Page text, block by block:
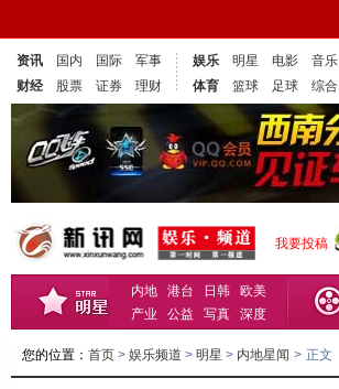
资讯 国内 国际
军事
财经
股票 证券 理财
娱乐 明星 电影
音乐
体育
篮球 足球 综合
我要投稿
内地 港台 日韩
欧美
产业
公益 写真 深度
您的位置： 首页 > 娱乐频道 > 明星 > 内地星闻 > 正文